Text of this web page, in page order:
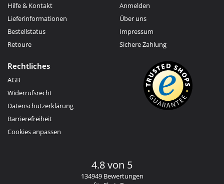
Hilfe & Kontakt
Lieferinformationen
Bestellstatus
Retoure
Anmelden
Über uns
Impressum
Sichere Zahlung
Rechtliches
AGB
Widerrufsrecht
Datenschutzerklärung
Barrierefreiheit
Cookies anpassen
4.8 von 5
134949 Bewertungen